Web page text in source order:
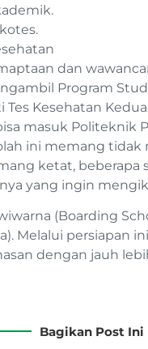
dan
Program
Kesehatan
masuk Politeknik
ini memang tidak
ketat, beberapa
yang ingin
(Boarding
Melalui persiapan
dengan jauh
Bagikan Post Ini